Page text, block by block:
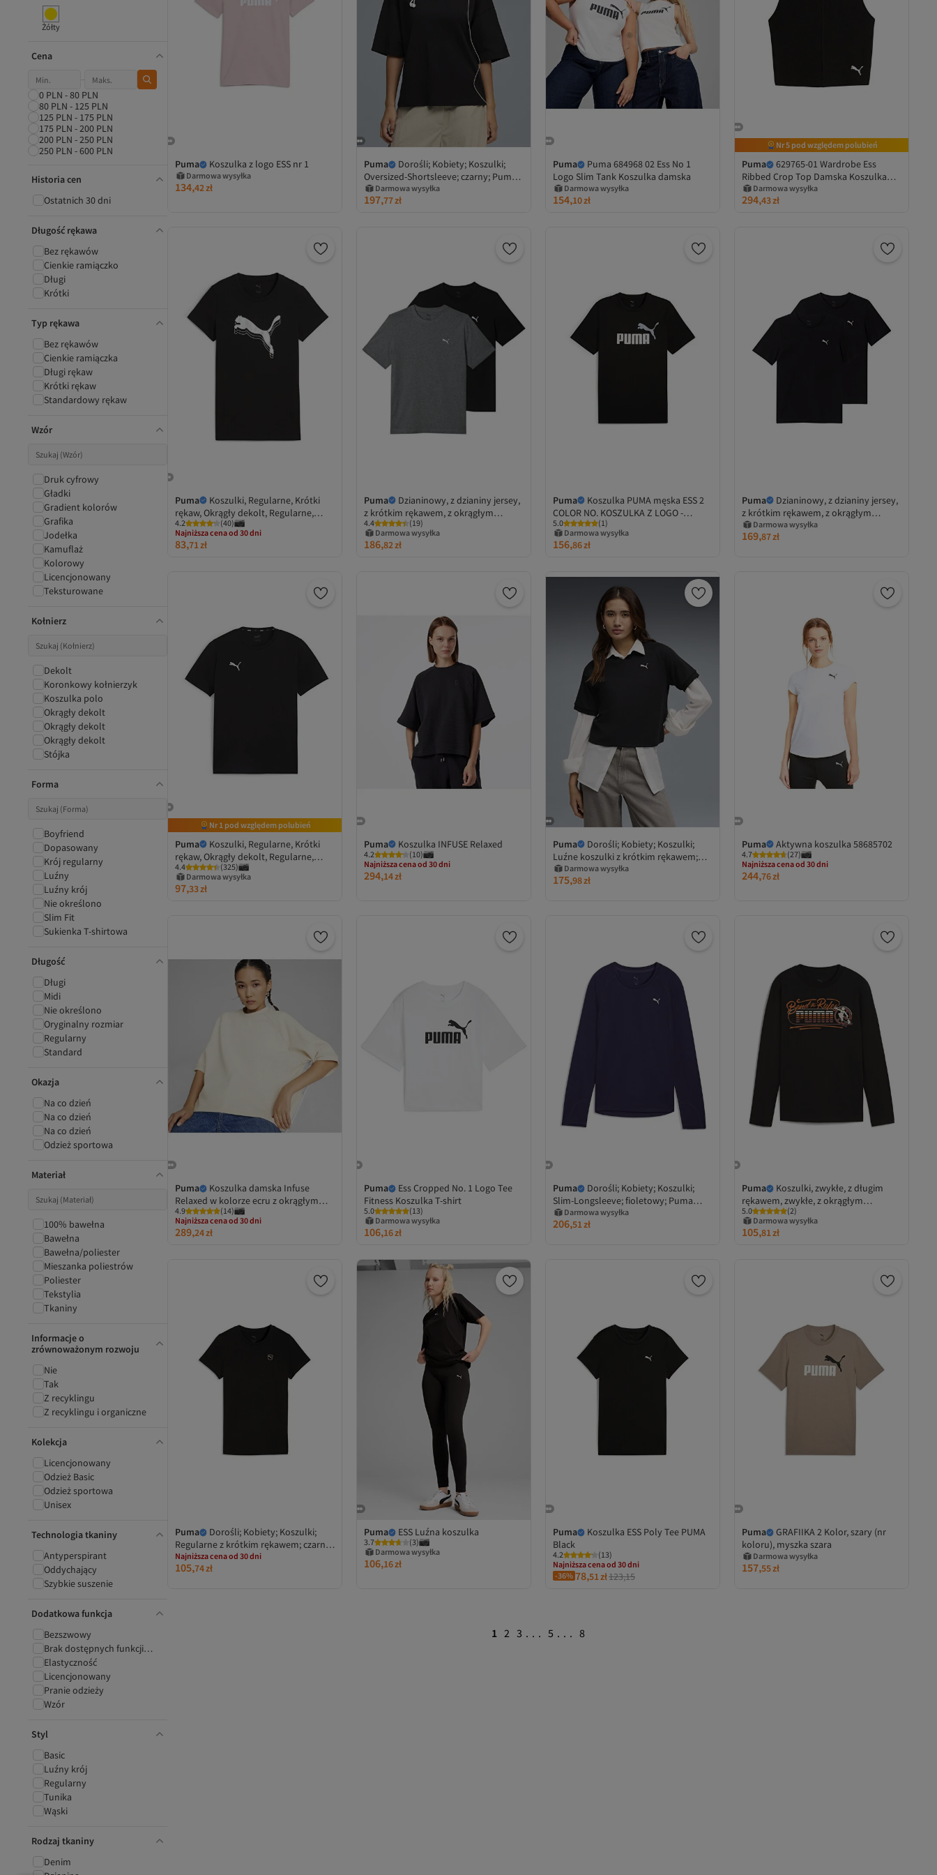
Puma Koszulka z logo ESS nr 1
Darmowa wysyłka
134,42zł
Puma
Dorośli; Kobiety; Koszulki;
Oversized-Shortsleeve; czarny; Puma
Shuffle; S
Darmowa wysyłka
197,77zł
Puma
Puma 684968 02 Ess No 1
Logo Slim Tank Koszulka damska
Darmowa wysyłka
154,10zł
Nr 5 pod względem polubień
Puma
629765-01 Wardrobe Ess
Ribbed Crop Top Damska Koszulka
Czarna
Darmowa wysyłka
294,43zł
Puma
Koszulki, Regularne, Krótki
rękaw, Okrągły dekolt, Regularne,
Nadruk logo
4.2 (40)
Najniższa cena od 30 dni
Darmowa wysyłka
83,71 zł
Puma
Dzianinowy, z dzianiny jersey,
z krótkim rękawem, z okrągłym
dekoltem, o regularnym kroju, T-shirt
4.4 (19)
Darmowa wysyłka
186,82zł
Puma
Koszulka PUMA męska ESS 2
COLOR NO. KOSZULKA Z LOGO -
68470801
5.0 (1)
Darmowa wysyłka
156,86zł
Puma
Dzianinowy, z dzianiny jersey,
z krótkim rękawem, z okrągłym
dekoltem, o regularnym kroju, T-shirt
Darmowa wysyłka
169,87zł
Nr 1 pod względem polubień
Puma
Koszulki, Regularne, Krótki
rękaw, Okrągły dekolt, Regularne,
Gładkie
4.4 (325)
Darmowa wysyłka
97,33zł
Puma Koszulka INFUSE Relaxed
4.2 (10)
Najniższa cena od 30 dni
Darmowa wysyłka
294,14zł
Puma
Dorośli; Kobiety; Koszulki;
Luźne koszulki z krótkim rękawem;
czarne; Puma Shuffle; S
Darmowa wysyłka
175,98zł
Puma Aktywna koszulka 58685702
4.7 (27)
Najniższa cena od 30 dni
Darmowa wysyłka
244,76zł
Puma
Koszulka damska Infuse
Relaxed w kolorze ecru z okrągłym
dekoltem
4.9 (14)
Najniższa cena od 30 dni
Darmowa wysyłka
289,24zł
Puma
Ess Cropped No. 1 Logo Tee
Fitness Koszulka T-shirt
5.0 (13)
Darmowa wysyłka
106,16zł
Puma
Dorośli; Kobiety; Koszulki;
Slim-Longsleeve; fioletowy; Puma
Shuffle; S
Darmowa wysyłka
206,51zł
Puma
Koszulki, zwykłe, z długim
rękawem, zwykłe, z okrągłym
dekoltem, dzianinowe, z nadrukiem
5.0 (2)
Darmowa wysyłka
105,81zł
Puma
Dorośli; Kobiety; Koszulki;
Regularne z krótkim rękawem; czarne;
Puma Shuffle; S
Najniższa cena od 30 dni
Darmowa wysyłka
105,74zł
Puma ESS Luźna koszulka
3.7 (3)
Darmowa wysyłka
106,16zł
Puma
Koszulka ESS Poly Tee PUMA
Black
4.2 (13)
Najniższa cena od 30 dni
Darmowa wysyłka
-36% 78,51zł123,15
Puma
GRAFIIKA 2 Kolor, szary (nr
koloru), myszka szara
Darmowa wysyłka
157,55zł
1 2 3 ... 5 ... 8
Żółty
Cena
0 PLN - 80 PLN
80 PLN - 125 PLN
125 PLN - 175 PLN
175 PLN - 200 PLN
200 PLN - 250 PLN
250 PLN - 600 PLN
Historia cen
Ostatnich 30 dni
Długość rękawa
Bez rękawów
Cienkie ramiączko
Długi
Krótki
Typ rękawa
Bez rękawów
Cienkie ramiączka
Długi rękaw
Krótki rękaw
Standardowy rękaw
Wzór
Druk cyfrowy
Gładki
Gradient kolorów
Grafika
Jodełka
Kamuflaż
Kolorowy
Licencjonowany
Teksturowane
Kołnierz
Dekolt
Koronkowy kołnierzyk
Koszulka polo
Okrągły dekolt
Okrągły dekolt
Okrągły dekolt
Stójka
Forma
Boyfriend
Dopasowany
Krój regularny
Luźny
Luźny krój
Nie określono
Slim Fit
Sukienka T-shirtowa
Długość
Długi
Midi
Nie określono
Oryginalny rozmiar
Regularny
Standard
Okazja
Na co dzień
Na co dzień
Na co dzień
Odzież sportowa
Materiał
100% bawełna
Bawełna
Bawełna/poliester
Mieszanka poliestrów
Poliester
Tekstylia
Tkaniny
Informacje o
zrównoważonym rozwoju
Nie
Tak
Z recyklingu
Z recyklingu i organiczne
Kolekcja
Licencjonowany
Odzież Basic
Odzież sportowa
Unisex
Technologia tkaniny
Antyperspirant
Oddychający
Szybkie suszenie
Dodatkowa funkcja
Bezszwowy
Brak dostępnych funkcji
dodatkowych
Elastyczność
Licencjonowany
Pranie odzieży
Wzór
Styl
Basic
Luźny krój
Regularny
Tunika
Wąski
Rodzaj tkaniny
Denim